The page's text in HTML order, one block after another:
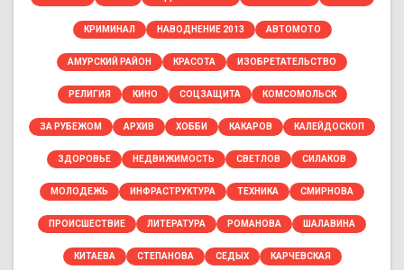
КРИМИНАЛ НАВОДНЕНИЕ 2013 АВТОМОТО
АМУРСКИЙ РАЙОН КРАСОТА ИЗОБРЕТАТЕЛЬСТВО
РЕЛИГИЯ КИНО СОЦЗАЩИТА КОМСОМОЛЬСК
ЗА РУБЕЖОМ АРХИВ ХОББИ КАКАРОВ КАЛЕЙДОСКОП
ЗДОРОВЬЕ НЕДВИЖИМОСТЬ СВЕТЛОВ СИЛАКОВ
МОЛОДЕЖЬ ИНФРАСТРУКТУРА ТЕХНИКА СМИРНОВА
ПРОИСШЕСТВИЕ ЛИТЕРАТУРА РОМАНОВА ШАЛАВИНА
КИТАЕВА СТЕПАНОВА СЕДЫХ КАРЧЕВСКАЯ